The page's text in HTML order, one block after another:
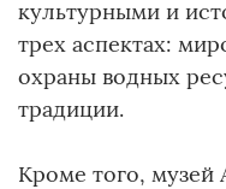
культурными и
трех аспектах:
охраны водных
традиции.
Кроме того, музей